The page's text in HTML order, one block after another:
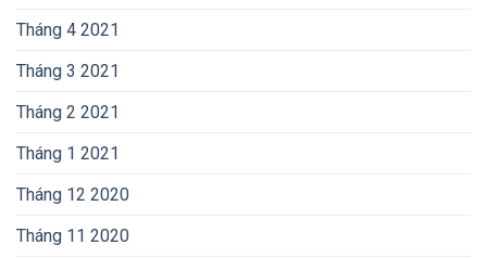
Tháng 4 2021
Tháng 3 2021
Tháng 2 2021
Tháng 1 2021
Tháng 12 2020
Tháng 11 2020